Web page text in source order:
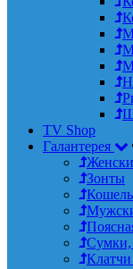
TV Shop
Галантерея
Зонты
Сумки,